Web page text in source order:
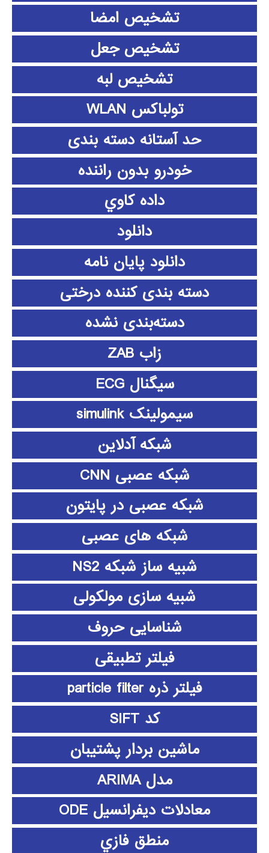
تشخیص امضا
تشخیص جعل
تشخیص لبه
تولباکس WLAN
حد آستانه دسته بندی
خودرو بدون راننده
داده كاوي
دانلود
دانلود پايان نامه
دسته بندی کننده درختی
دسته‌بندی نشده
زاب ZAB
سیگنال ECG
سیمولینک simulink
شبکه آدلاین
شبکه عصبی CNN
شبکه عصبی در پایتون
شبکه های عصبی
شبیه ساز شبکه NS2
شبیه سازی مولکولی
شناسایی حروف
فیلتر تطبیقی
فیلتر ذره particle filter
کد SIFT
ماشین بردار پشتیبان
مدل ARIMA
معادلات دیفرانسیل ODE
منطق فازي